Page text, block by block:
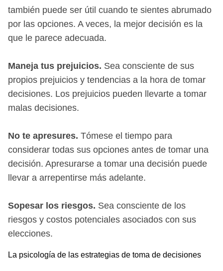
también puede ser útil cuando te sientes abrumado
por las opciones. A veces, la mejor decisión es la
que le parece adecuada.
Maneja tus prejuicios. Sea consciente de sus
propios prejuicios y tendencias a la hora de tomar
decisiones. Los prejuicios pueden llevarte a tomar
malas decisiones.
No te apresures. Tómese el tiempo para
considerar todas sus opciones antes de tomar una
decisión. Apresurarse a tomar una decisión puede
llevar a arrepentirse más adelante.
Sopesar los riesgos. Sea consciente de los
riesgos y costos potenciales asociados con sus
elecciones.
La psicología de las estrategias de toma de decisiones